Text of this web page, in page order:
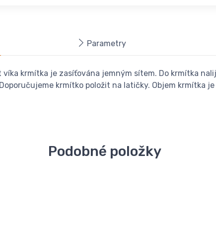
Parametry
víka krmítka je zasíťována jemným sítem. Do krmítka
krmítko položit na latičky. Objem krmítka
Podobné položky